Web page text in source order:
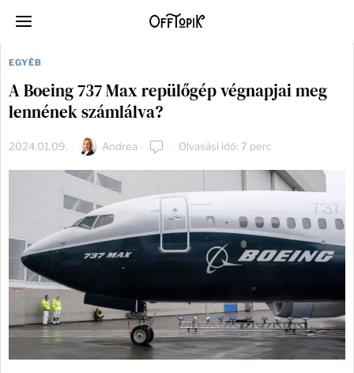
EGYÉB
A Boeing 737 Max repülőgép végnapjai meg
lennének számlálva?
2024.01.09. Andrea Olvasási idő: 7 perc